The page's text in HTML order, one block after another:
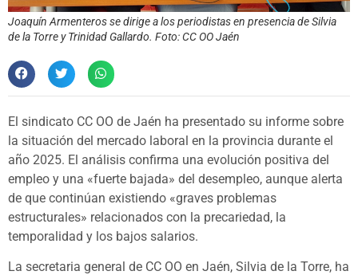
Joaquín Armenteros se dirige a los periodistas en presencia de Silvia
de la Torre y Trinidad Gallardo. Foto: CC OO Jaén
El sindicato CC OO de Jaén ha presentado su informe sobre
la situación del mercado laboral en la provincia durante el
año 2025. El análisis confirma una evolución positiva del
empleo y una «fuerte bajada» del desempleo, aunque alerta
de que continúan existiendo «graves problemas
estructurales» relacionados con la precariedad, la
temporalidad y los bajos salarios.
La secretaria general de CC OO en Jaén, Silvia de la Torre, ha